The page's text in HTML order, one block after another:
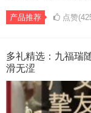
产品推荐 点赞
多礼精选：九福瑞
滑无涩